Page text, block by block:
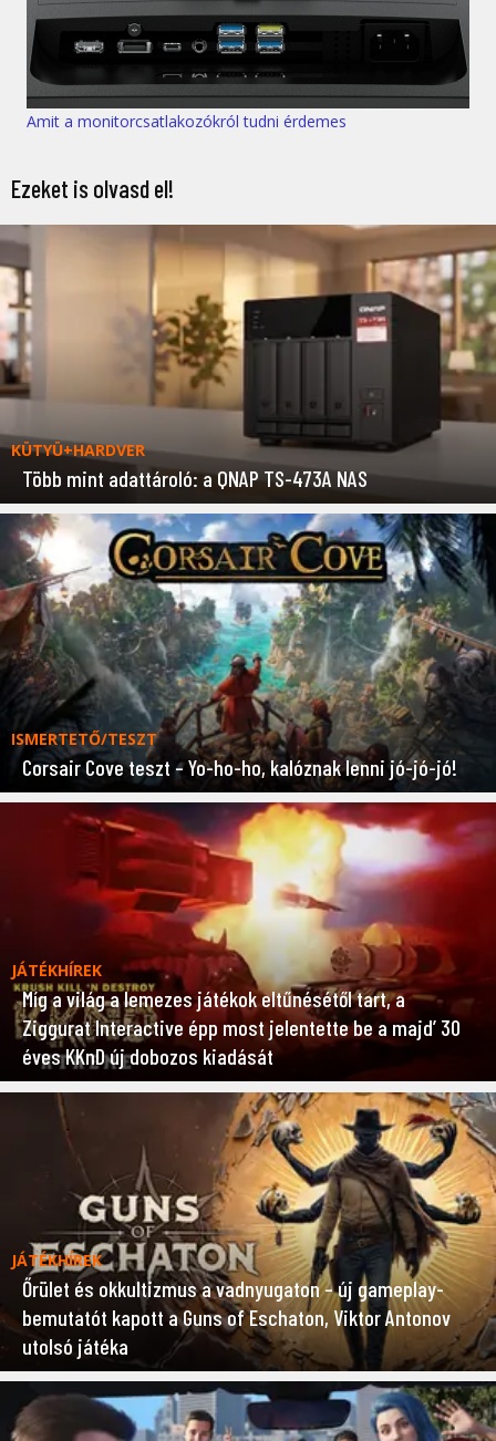
Amit a monitorcsatlakozókról tudni érdemes
Ezeket is olvasd el!
KÜTYÜ+HARDVER
Több mint adattároló: a QNAP TS-473A NAS
ISMERTETŐ/TESZT
Corsair Cove teszt – Yo-ho-ho, kalóznak lenni jó-jó-jó!
JÁTÉKHÍREK
Míg a világ a lemezes játékok eltűnésétől tart, a
Ziggurat Interactive épp most jelentette be a majd’ 30
éves KKnD új dobozos kiadását
JÁTÉKHÍREK
Őrület és okkultizmus a vadnyugaton – új gameplay-
bemutatót kapott a Guns of Eschaton, Viktor Antonov
utolsó játéka